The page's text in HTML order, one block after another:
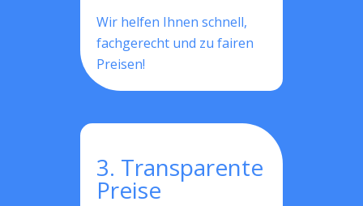
Wir helfen Ihnen schnell,
fachgerecht und zu fairen
Preisen!
3. Transparente
Preise